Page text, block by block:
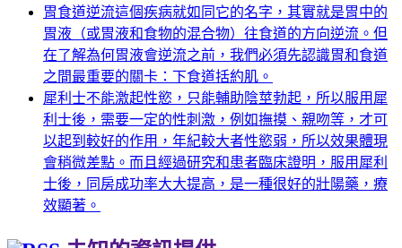
胃食道逆流這個疾病就如同它的名字，其實就是胃中的
胃液（或胃液和食物的混合物）往食道的方向逆流。但
在了解為何胃液會逆流之前，我們必須先認識胃和食道
之間最重要的關卡：下食道括約肌。
犀利士不能激起性慾，只能輔助陰莖勃起，所以服用犀
利士後，需要一定的性刺激，例如撫摸、親吻等，才可
以起到較好的作用，年紀較大者性慾弱，所以效果體現
會稍微差點。而且經過研究和患者臨床證明，服用犀利
士後，同房成功率大大提高，是一種很好的壯陽藥，療
效顯著。